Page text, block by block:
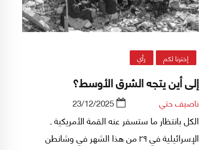
إخترنا لكم رأي
إلى أين يتجه الشرق الأوسط؟
ناصيف حتي 23/12/2025
الكل بانتظار ما ستسفر عنه القمة الأمريكية ـ
الإسرائيلية في ٢٩ من هذا الشهر في وشانطن